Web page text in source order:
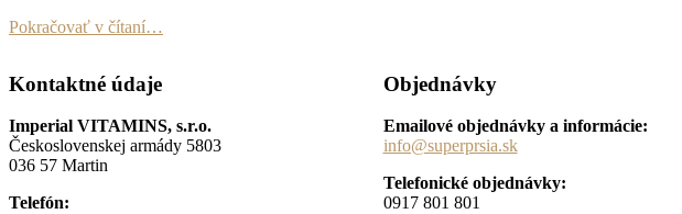
Pokračovať v čítaní…
Kontaktné údaje
Imperial VITAMINS, s.r.o.
Československej armády 5803
036 57 Martin
Telefón:
Objednávky
Emailové objednávky a informácie:
info@superprsia.sk
Telefonické objednávky:
0917 801 801